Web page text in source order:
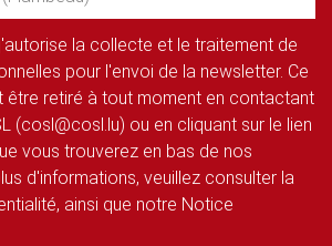
la collecte et le traitement de
pour l'envoi de la newsletter. Ce
être retiré à tout moment en contactant
(cosl@cosl.lu) ou en cliquant sur le lien
vous trouverez en bas de nos
d'informations, veuillez consulter la
ainsi que notre Notice